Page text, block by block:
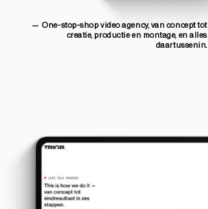
— One-stop-shop video agency, van concept tot
creatie, productie en montage, en alles
daartussenin.